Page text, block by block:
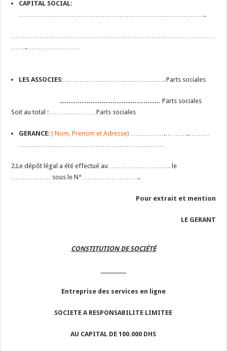
CAPITAL SOCIAL:
…………………………………………………………………………..
…………………………………………………………………………………
……..……………………
LES ASSOCIES: ………………………………………. Parts sociales
……………………………………….Parts sociales
Soit au total : …………………Parts sociales
GERANCE:( Nom, Prenom et Adresse) …………….… ……..………
…………………………………………………………
2.Le dépôt légal a été effectué au ………………………. le
……………… sous le N° …………… ………..
Pour extrait et mention
LE GERANT
CONSTITUTION DESOCIÉTÉ
Entreprise des services en ligne
SOCIETE A RESPONSABILITE LIMITEE
AU CAPITAL DE 100.000 DHS